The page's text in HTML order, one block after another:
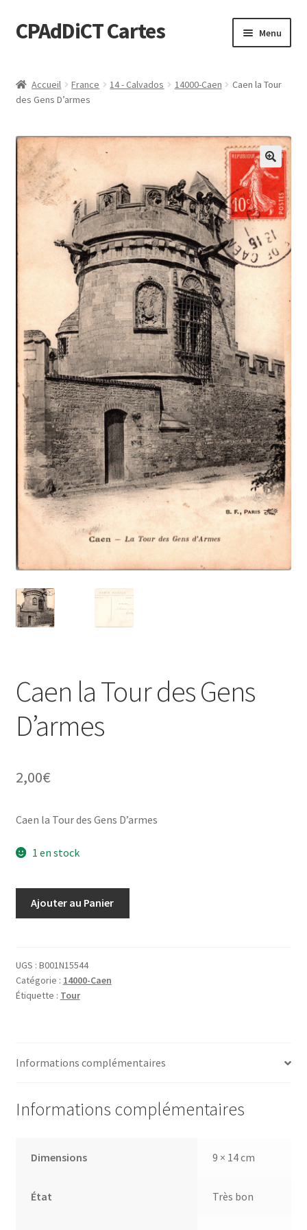
Aller
à
navigation
Aller
au
CPAdDiCT Cartes Menu
Panier
Accueil France 14 - Calvados 14000-Caen
Caen la Tour
des Gens D’armes
Caen la Tour des Gens
D’armes
2,00€
Caen la Tour des Gens D’armes
1 en stock
Tour
des
Gens
Ajouter au Panier
UGS : B001N15544
Catégorie : 14000-Caen
Étiquette : Tour
Informations complémentaires
Informations complémentaires
Dimensions 9 × 14 cm
État Très bon